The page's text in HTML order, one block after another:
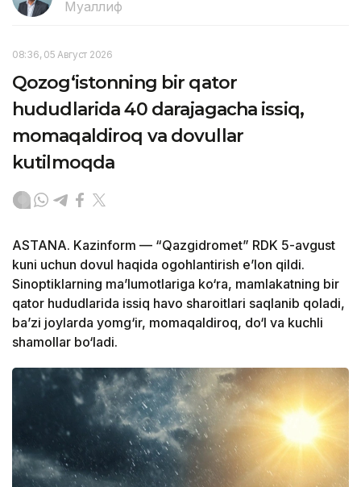
Муаллиф
08:36, 05 Август 2026
Qozog‘istonning bir qator
hududlarida 40 darajagacha issiq,
momaqaldiroq va dovullar
kutilmoqda
ASTANA. Kazinform — “Qazgidromet” RDK 5-avgust
kuni uchun dovul haqida ogohlantirish e’lon qildi.
Sinoptiklarning ma’lumotlariga ko‘ra, mamlakatning bir
qator hududlarida issiq havo sharoitlari saqlanib qoladi,
ba’zi joylarda yomg‘ir, momaqaldiroq, do‘l va kuchli
shamollar bo‘ladi.